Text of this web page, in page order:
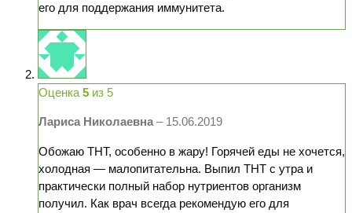
его для поддержания иммунитета.
Оценка 5 из 5
Лариса Николаевна – 15.06.2019
Обожаю ТНТ, особенно в жару! Горячей еды не хочется,
холодная — малопитательна. Выпил ТНТ с утра и
практически полный набор нутриентов организм
получил. Как врач всегда рекомендую его для